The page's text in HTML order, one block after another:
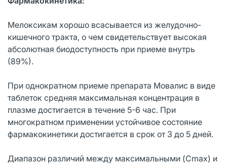
Мелоксикам хорошо всасывается из желудочно-
кишечного тракта, о чем свидетельствует высокая
абсолютная биодоступность при приеме внутрь
(89%).
При однократном приеме препарата Мовалис в виде
таблеток средняя максимальная концентрация в
плазме достигается в течение 5-6 час. При
многократном применении устойчивое состояние
фармакокинетики достигается в срок от 3 до 5 дней.
Диапазон различий между максимальными (Cmax) и